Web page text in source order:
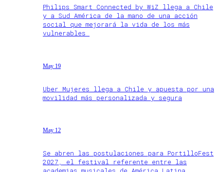
Philips Smart Connected by WiZ llega a Chile
y a Sud América de la mano de una acción
social que mejorará la vida de los más
vulnerables
May 19
Uber Mujeres llega a Chile y apuesta por una
movilidad más personalizada y segura
May 12
Se abren las postulaciones para PortilloFest
2027, el festival referente entre las